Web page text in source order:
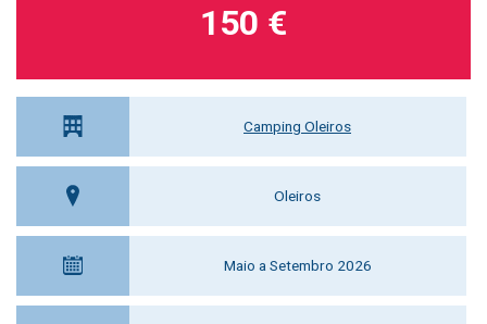
Camping Oleiros
Oleiros
Maio a Setembro 2026
150 €